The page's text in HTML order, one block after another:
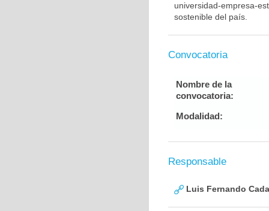
universidad-empresa-
sostenible del país.
Convocatoria
Nombre de la
convocatoria:
Modalidad:
Responsable
Luis Fernando